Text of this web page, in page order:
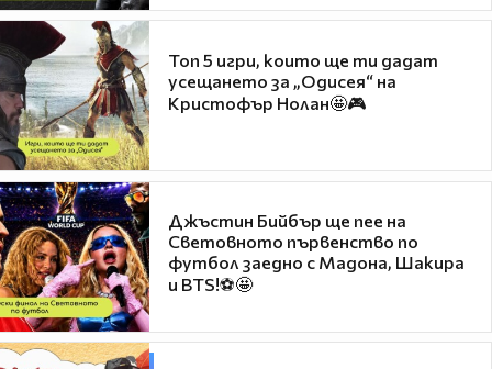
Топ 5 игри, които ще ти дадат
усещането за „Одисея“ на
Кристофър Нолан🤩🎮
Джъстин Бийбър ще пее на
Световното първенство по
футбол заедно с Мадона, Шакира
и BTS!⚽🤩